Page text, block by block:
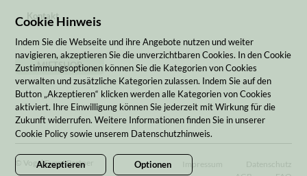
Kontakt
MIETSHOP
© Vogel Event Partner Impressum
Datenschutz
Cookie Hinweis
Indem Sie die Webseite und ihre Angebote nutzen und weiter
navigieren, akzeptieren Sie die unverzichtbaren Cookies. In den Cookie
Zustimmungsoptionen können Sie die Kategorien von Cookies
verwalten und zusätzliche Kategorien zulassen. Indem Sie auf den
Button „Akzeptieren“ klicken werden alle Kategorien von Cookies
aktiviert. Ihre Einwilligung können Sie jederzeit mit Wirkung für die
Zukunft widerrufen. Weitere Informationen finden Sie in unserer
Cookie Policy sowie unserem Datenschutzhinweis.
Akzeptieren Optionen